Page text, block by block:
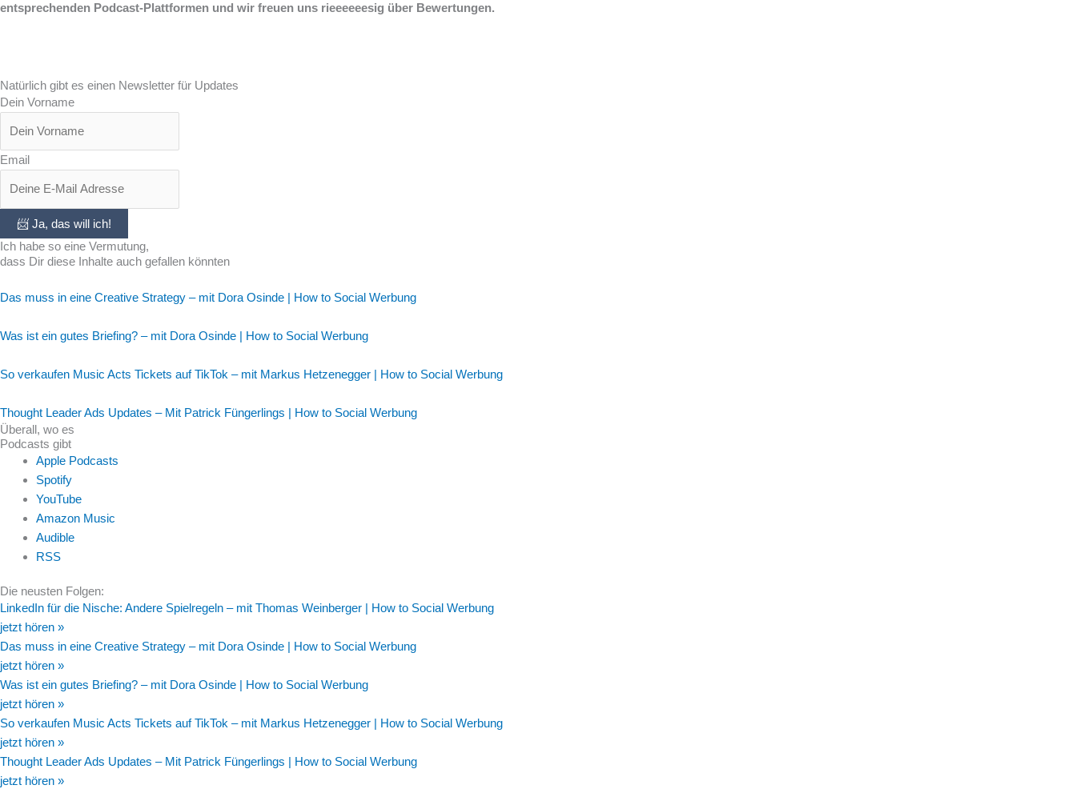
entsprechenden Podcast-Plattformen und wir freuen uns rieeeeeesig über Bewertungen.
Natürlich gibt es einen Newsletter für Updates
Dein Vorname
Email
📨 Ja, das will ich!
Ich habe so eine Vermutung,
dass Dir diese Inhalte auch gefallen könnten
Das muss in eine Creative Strategy – mit Dora Osinde | How to Social Werbung
Was ist ein gutes Briefing? – mit Dora Osinde | How to Social Werbung
So verkaufen Music Acts Tickets auf TikTok – mit Markus Hetzenegger | How to Social Werbung
Thought Leader Ads Updates – Mit Patrick Füngerlings | How to Social Werbung
Überall, wo es
Podcasts gibt
Apple Podcasts
Spotify
YouTube
Amazon Music
Audible
RSS
Die neusten Folgen:
LinkedIn für die Nische: Andere Spielregeln – mit Thomas Weinberger | How to Social Werbung
jetzt hören »
Das muss in eine Creative Strategy – mit Dora Osinde | How to Social Werbung
jetzt hören »
Was ist ein gutes Briefing? – mit Dora Osinde | How to Social Werbung
jetzt hören »
So verkaufen Music Acts Tickets auf TikTok – mit Markus Hetzenegger | How to Social Werbung
jetzt hören »
Thought Leader Ads Updates – Mit Patrick Füngerlings | How to Social Werbung
jetzt hören »